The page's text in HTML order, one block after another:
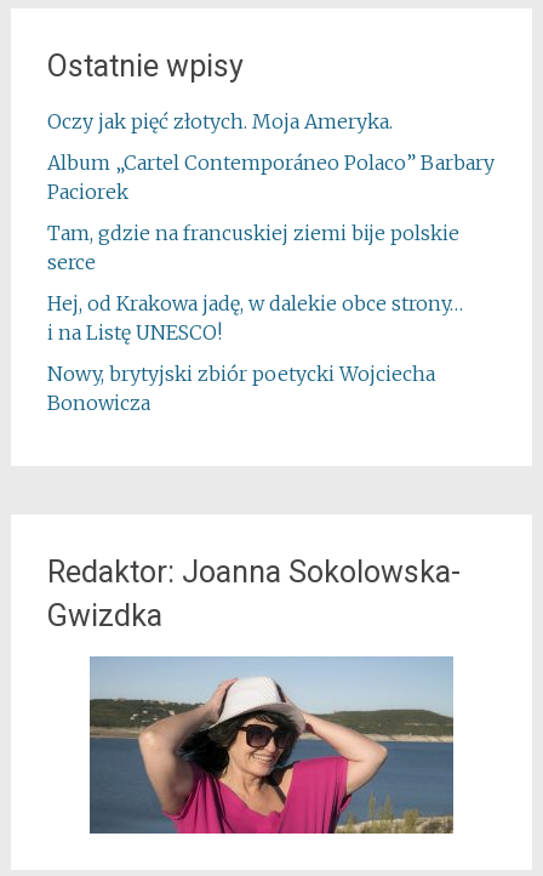
Ostatnie wpisy
Oczy jak pięć złotych. Moja Ameryka.
Album „Cartel Contemporáneo Polaco” Barbary
Paciorek
Tam, gdzie na francuskiej ziemi bije polskie
serce
Hej, od Krakowa jadę, w dalekie obce strony…
i na Listę UNESCO!
Nowy, brytyjski zbiór poetycki Wojciecha
Bonowicza
Redaktor: Joanna Sokolowska-
Gwizdka